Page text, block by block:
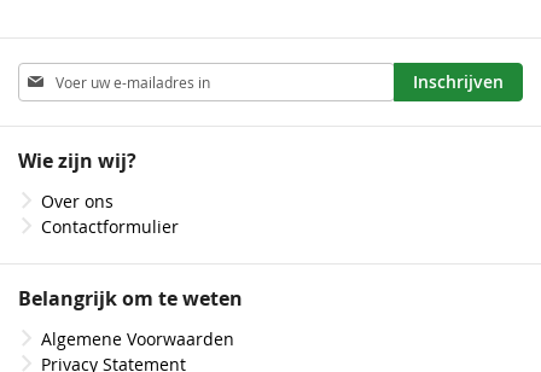
Abonneer
u
op
nieuwsbrief
Inschrijven
Wie zijn wij?
Over ons
Contactformulier
Belangrijk om te weten
Algemene Voorwaarden
Privacy Statement